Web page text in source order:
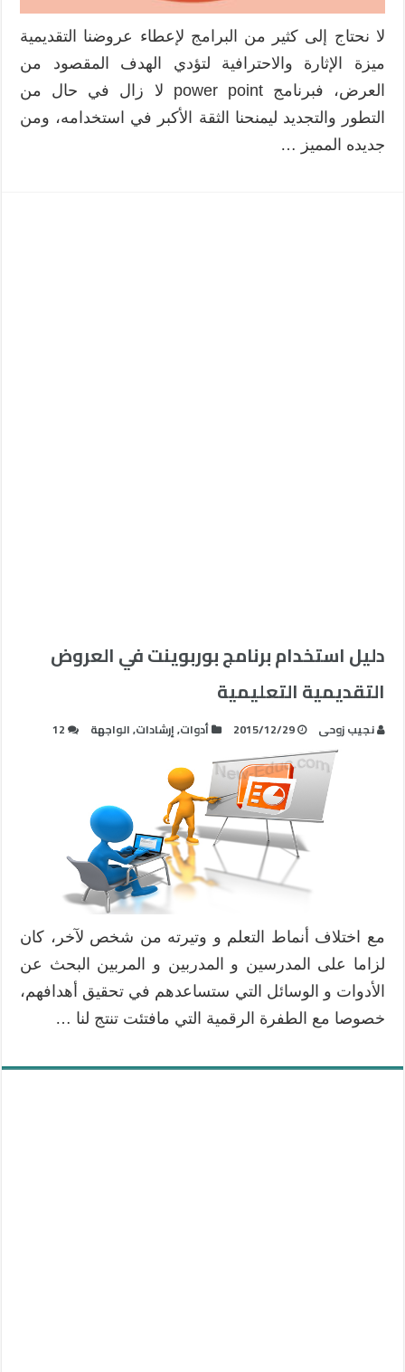
لا نحتاج إلى كثير من البرامج لإعطاء عروضنا التقديمية
ميزة الإثارة والاحترافية لتؤدي الهدف المقصود من
العرض، فبرنامج power point لا زال في حال من
التطور والتجديد ليمنحنا الثقة الأكبر في استخدامه، ومن
جديده المميز …
دليل استخدام برنامج بوربوينت في العروض
التقديمية التعليمية
نجيب زوحى 2015/12/29 أدوات,إرشادات,الواجهة 12
مع اختلاف أنماط التعلم و وتيرته من شخص لآخر، كان
لزاما على المدرسين و المدربين و المربين البحث عن
الأدوات و الوسائل التي ستساعدهم في تحقيق أهدافهم،
خصوصا مع الطفرة الرقمية التي مافتئت تنتج لنا …